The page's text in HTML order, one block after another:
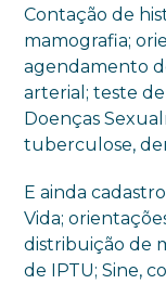
Contação de
mamografia;
agendamento
arterial; teste
Doenças
tuberculose,
E ainda
Vida;
distribuição de
de IPTU; Sine,